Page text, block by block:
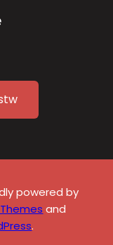
powered by
and
.